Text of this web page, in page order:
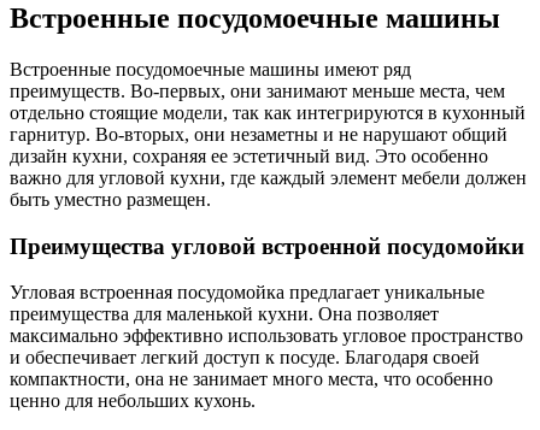
Встроенные посудомоечные машины
Встроенные посудомоечные машины имеют ряд
преимуществ. Во-первых, они занимают меньше места, чем
отдельно стоящие модели, так как интегрируются в кухонный
гарнитур. Во-вторых, они незаметны и не нарушают общий
дизайн кухни, сохраняя ее эстетичный вид. Это особенно
важно для угловой кухни, где каждый элемент мебели должен
быть уместно размещен.
Преимущества угловой встроенной посудомойки
Угловая встроенная посудомойка предлагает уникальные
преимущества для маленькой кухни. Она позволяет
максимально эффективно использовать угловое пространство
и обеспечивает легкий доступ к посуде. Благодаря своей
компактности, она не занимает много места, что особенно
ценно для небольших кухонь.